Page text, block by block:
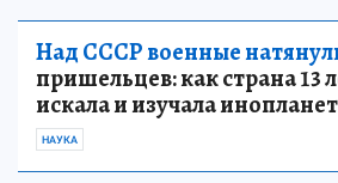
Над СССР военные
пришельцев: как страна 13
искала и изучала
НАУКА